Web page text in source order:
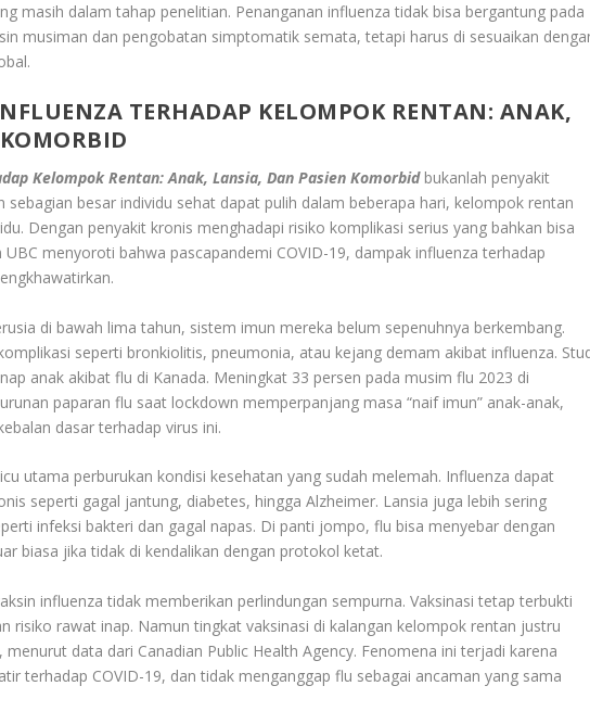
masih dalam tahap penelitian. Penanganan influenza tidak bisa bergantung pada
musiman dan pengobatan simptomatik semata, tetapi harus di sesuaikan
TERHADAP KELOMPOK RENTAN: ANAK,
Kelompok Rentan: Anak, Lansia, Dan Pasien Komorbidbukanlah penyakit
sebagian besar individu sehat dapat pulih dalam beberapa hari, kelompok rentan
Dengan penyakit kronis menghadapi risiko komplikasi serius yang bahkan bisa
menyoroti bahwa pascapandemi COVID-19, dampak influenza terhadap
di bawah lima tahun, sistem imun mereka belum sepenuhnya berkembang.
seperti bronkiolitis, pneumonia, atau kejang demam akibat influenza.
anak akibat flu di Kanada. Meningkat 33 persen pada musim flu 2023 di
paparan flu saat lockdown memperpanjang masa “naif imun” anak-anak,
dasar terhadap virus ini.
utama perburukan kondisi kesehatan yang sudah melemah. Influenza dapat
seperti gagal jantung, diabetes, hingga Alzheimer. Lansia juga lebih sering
infeksi bakteri dan gagal napas. Di panti jompo, flu bisa menyebar dengan
biasa jika tidak di kendalikan dengan protokol ketat.
influenza tidak memberikan perlindungan sempurna. Vaksinasi tetap terbukti
risiko rawat inap. Namun tingkat vaksinasi di kalangan kelompok rentan justru
data dari Canadian Public Health Agency. Fenomena ini terjadi karena
terhadap COVID-19, dan tidak menganggap flu sebagai ancaman yang sama